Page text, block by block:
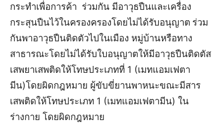
กระทำเพื่อการค้า ร่วมกัน มีอาวุธปืนและเครื่อง
กระสุนปืนไว้ในครองครองโดยไม่ได้รับอนุญาต ร่วม
กันพาอาวุธปืนติดตัวไปในเมือง หมู่บ้านหรือทาง
สาธารณะโดยไม่ได้รับใบอนุญาตให้มีอาวุธปืนติดตัส
เสพยาเสพติดให้โทษประเภทที่ 1 (เมทแอมเฟตา
มีน)โดยผิดกฎหมาย ผู้ขับขี่ยานพาหนะขณะมีสาร
เสพติดให้โทษประเภท 1 (เมทแอมเฟตามีน) ใน
ร่างกาย โดยผิดกฎหมาย